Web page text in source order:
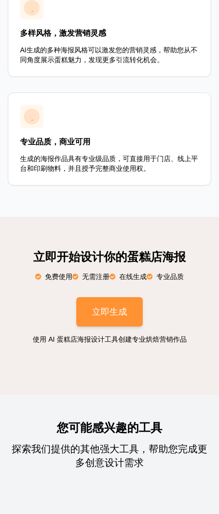
多样风格，激发营销灵感
AI生成的多种海报风格可以激发您的营销灵感，帮助您从不
同角度展示蛋糕魅力，发现更多引流转化机会。
专业品质，商业可用
生成的海报作品具有专业级品质，可直接用于门店、线上平
台和印刷物料，并且授予完整商业使用权。
立即开始设计你的蛋糕店海报
免费使用 无需注册 在线生成 专业品质
立即生成
使用 AI 蛋糕店海报设计工具创建专业烘焙营销作品
您可能感兴趣的工具
探索我们提供的其他强大工具，帮助您完成更
多创意设计需求